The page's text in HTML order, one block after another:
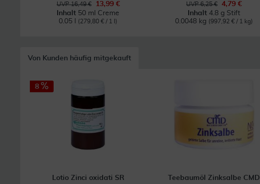
UVP 16,49 €
13,99 €
Inhalt 50 ml Creme
0.05 l
(279,80 € / 1 l)
UVP 6,25 €
4,79 €
Inhalt 4.8 g Stift
0.0048 kg (997,92 € / 1 kg)
Von Kunden häufig mitgekauft
8
Lotio Zinci oxidati SR Teebaumöl Zinksalbe CMD